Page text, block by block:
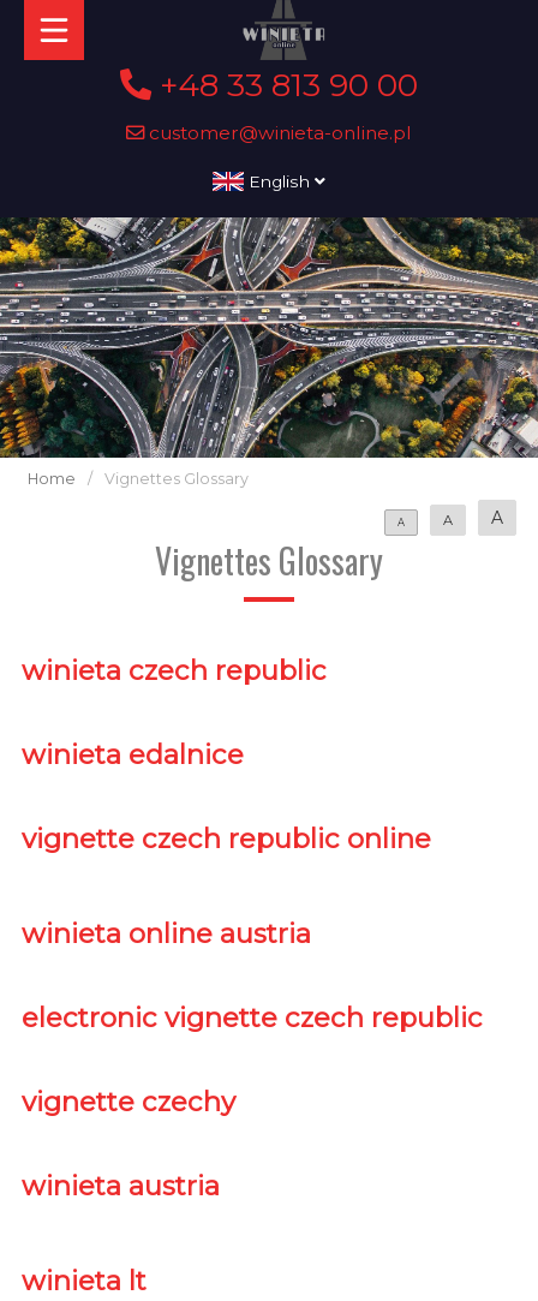
+48 33 813 90 00
customer@winieta-online.pl
English
Home / Vignettes Glossary
A A A
Vignettes Glossary
winieta czech republic
winieta edalnice
vignette czech republic online
winieta online austria
electronic vignette czech republic
vignette czechy
winieta austria
winieta lt